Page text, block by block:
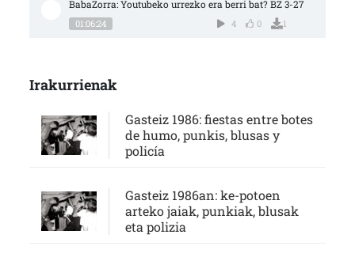
BabaZorra: Youtubeko urrezko era berri bat? BZ 3-27
01:06:24 4 0 1
Irakurrienak
Gasteiz 1986: fiestas entre botes
de humo, punkis, blusas y
policía
Gasteiz 1986an: ke-potoen
arteko jaiak, punkiak, blusak
eta polizia